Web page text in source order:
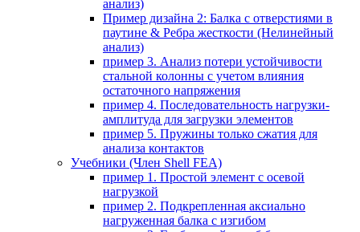
анализ)
Пример дизайна 2: Балка с отверстиями в
паутине & Ребра жесткости (Нелинейный
анализ)
пример 3. Анализ потери устойчивости
стальной колонны с учетом влияния
остаточного напряжения
пример 4. Последовательность нагрузки-
амплитуда для загрузки элементов
пример 5. Пружины только сжатия для
анализа контактов
Учебники (Член Shell FEA)
пример 1. Простой элемент с осевой
нагрузкой
пример 2. Подкрепленная аксиально
нагруженная балка с изгибом